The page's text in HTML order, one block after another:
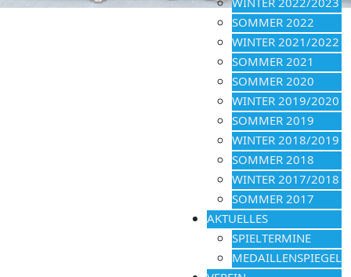
SOMMER 2022
WINTER 2021/2022
SOMMER 2021
SOMMER 2020
WINTER 2019/2020
SOMMER 2019
WINTER 2018/2019
SOMMER 2018
WINTER 2017/2018
SOMMER 2017
AKTUELLES
SPIELTERMINE
MEDAILLENSPIEGEL